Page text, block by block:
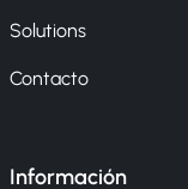
Solutions
Contacto
Información